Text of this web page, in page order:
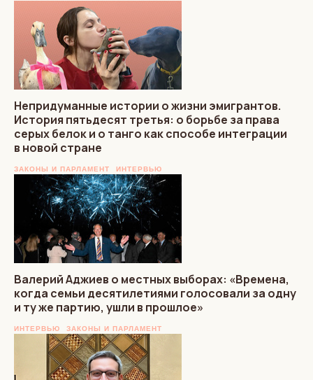
Непридуманные истории о жизни эмигрантов.
История пятьдесят третья: о борьбе за права
серых белок и о танго как способе интеграции
в новой стране
ЗАКОНЫ И ПАРЛАМЕНТ ИНТЕРВЬЮ
Валерий Аджиев о местных выборах: «Времена,
когда семьи десятилетиями голосовали за одну
и ту же партию, ушли в прошлое»
ИНТЕРВЬЮ ЗАКОНЫ И ПАРЛАМЕНТ